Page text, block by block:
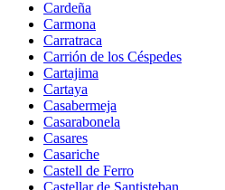
Cardeña
Carmona
Carratraca
Carrión de los Céspedes
Cartajima
Cartaya
Casabermeja
Casarabonela
Casares
Casariche
Castell de Ferro
Castellar de Santisteban